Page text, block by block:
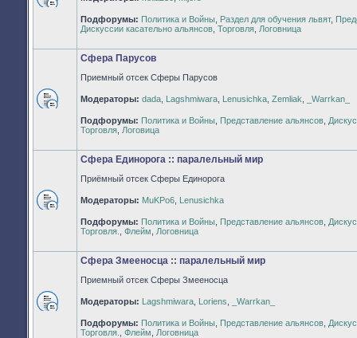
непрочитанных
сообщений
Подфорумы: Политика и Войны Раздел для обучения львят,
Дискуссии касательно альянсов Торговля Логовница
непрочитанных
сообщений
Сфера Парусов
Приемный отсек Сферы Парусов
Модераторы: dada Lagshmiwara Lenusichka Zemliak _Warrkan_
Подфорумы: Политика и Войны Представление альянсов
Торговля Логовица
непрочитанных
сообщений
Сфера Единорога :: паралельный мир
Приёмный отсек Сферы Единорога
Модераторы: MuKPo6 Lenusichka
Подфорумы: Политика и Войны Представление альянсов
Торговля.
Флейм Логовница
непрочитанных
сообщений
Сфера Змееносца :: паралельный мир
Приемный отсек Сферы Змееносца
Модераторы: Lagshmiwara Loriens _Warrkan_
Подфорумы: Политика и Войны Представление альянсов
Торговля.
Флейм Логовница